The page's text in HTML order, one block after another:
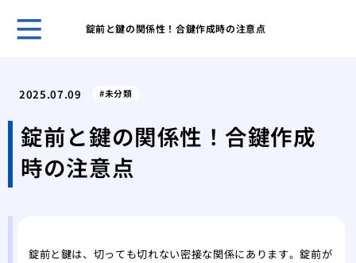
錠前と鍵の関係性！合鍵作成時の注意点
を
2025.07.09 未分類
錠前と鍵の関係性！合鍵作成
時の注意点
錠前と鍵は、切っても切れない密接な関係にあります。錠前が